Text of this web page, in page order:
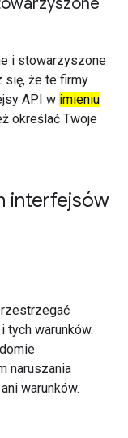
i stowarzyszone
się, że te firmy
API w imieniu
określać Twoje
interfejsów
warunków.
naruszania
warunków.